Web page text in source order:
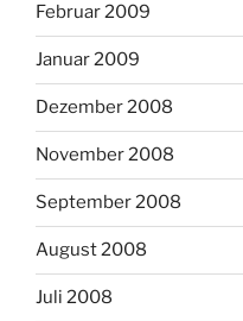
Februar 2009
Januar 2009
Dezember 2008
November 2008
September 2008
August 2008
Juli 2008